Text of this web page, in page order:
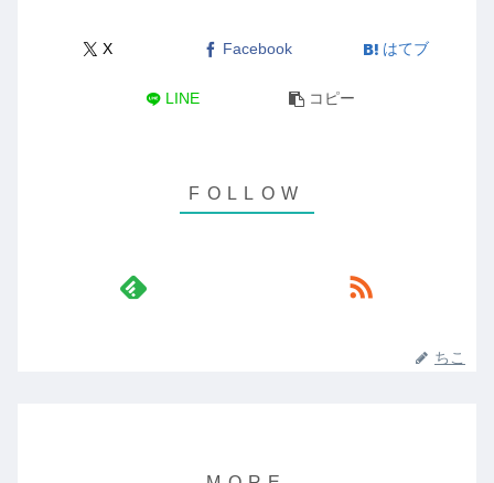
X Facebook はてブ
LINE コピー
ちこ